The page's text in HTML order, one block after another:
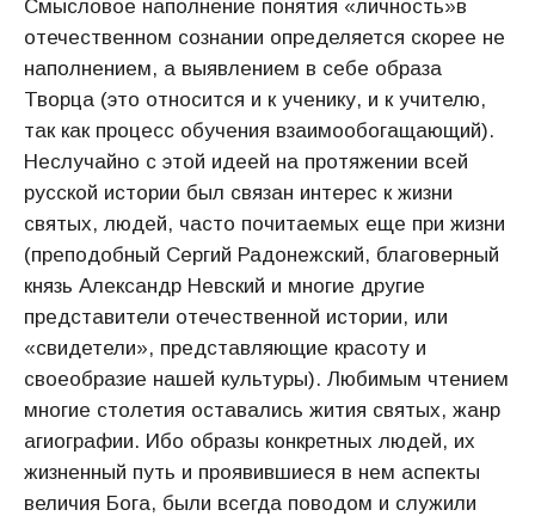
Смысловое наполнение понятия «личность»в
отечественном сознании определяется скорее не
наполнением, а выявлением в себе образа
Творца (это относится и к ученику, и к учителю,
так как процесс обучения взаимообогащающий).
Неслучайно с этой идеей на протяжении всей
русской истории был связан интерес к жизни
святых, людей, часто почитаемых еще при жизни
(преподобный Сергий Радонежский, благоверный
князь Александр Невский и многие другие
представители отечественной истории, или
«свидетели», представляющие красоту и
своеобразие нашей культуры). Любимым чтением
многие столетия оставались жития святых, жанр
агиографии. Ибо образы конкретных людей, их
жизненный путь и проявившиеся в нем аспекты
величия Бога, были всегда поводом и служили